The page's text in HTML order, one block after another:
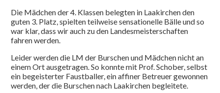
Die Mädchen der 4. Klassen belegten in Laakirchen den
guten 3. Platz, spielten teilweise sensationelle Bälle und so
war klar, dass wir auch zu den Landesmeisterschaften
fahren werden.
Leider werden die LM der Burschen und Mädchen nicht an
einem Ort ausgetragen. So konnte mit Prof. Schober, selbst
ein begeisterter Faustballer, ein affiner Betreuer gewonnen
werden, der die Burschen nach Laakirchen begleitete.